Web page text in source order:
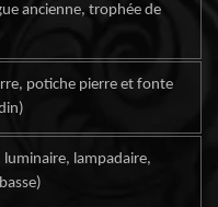
ancienne, trophée de
potiche pierre et fonte
lampadaire,